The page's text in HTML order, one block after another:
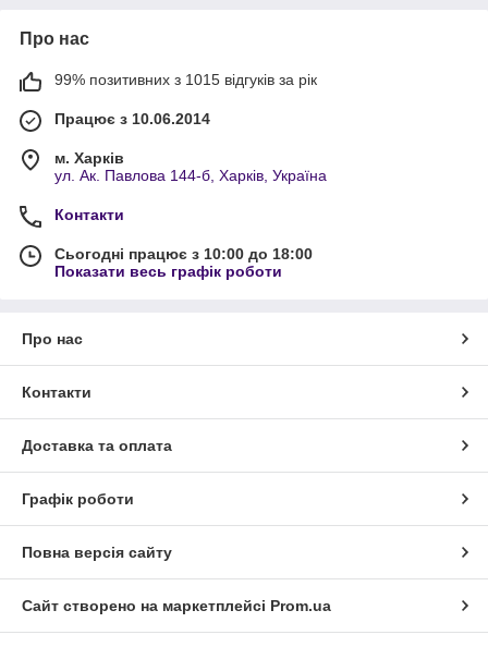
Про нас
99% позитивних з 1015 відгуків за рік
Працює з 10.06.2014
м. Харків
ул. Ак. Павлова 144-б, Харків, Україна
Контакти
Сьогодні працює з 10:00 до 18:00
Показати весь графік роботи
Про нас
Контакти
Доставка та оплата
Графік роботи
Повна версія сайту
Сайт створено на маркетплейсі Prom.ua